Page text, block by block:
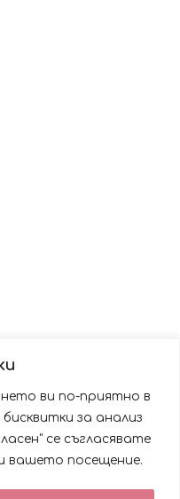
ви по-приятно в
за анализ
се съгласявате
вашето посещение.
подобрим вашата